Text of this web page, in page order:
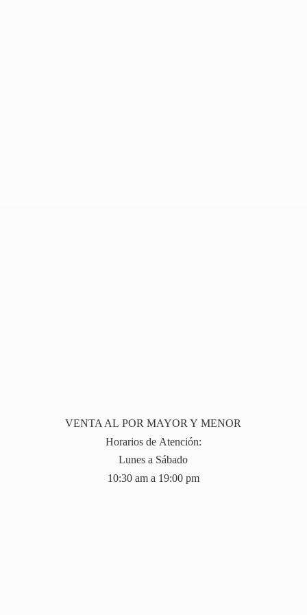
VENTA AL POR MAYOR Y MENOR
Horarios de Atención:
Lunes a Sábado
10:30 am a 19:00 pm